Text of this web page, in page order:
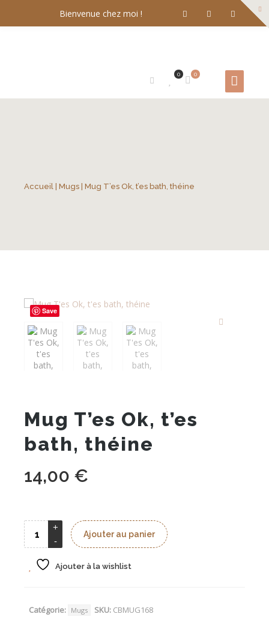
Bienvenue chez moi !
0
0
Accueil Mugs | Mug T’es Ok, t’es bath, théine
Save
Mug T’es Ok, t’es
bath, théine
14,00 €
Ajouter au panier
Ajouter à la wishlist
Catégorie: Mugs SKU: CBMUG168